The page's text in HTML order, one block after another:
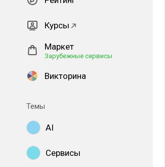
Курсы
Маркет
Зарубежные сервисы
Викторина
Темы
AI
Сервисы